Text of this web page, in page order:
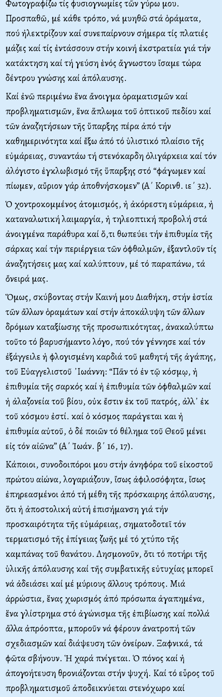
Φωτογραφίζω τίς φυσιογνωμίες τῶν γύρω μου.
Προσπαθῶ, μέ κάθε τρόπο, νά μυηθῶ στά ὁράματα,
πού ἠλεκτρίζουν καί συνεπαίρνουν σήμερα τίς πλατιές
μάζες καί τίς ἐντάσσουν στήν κοινή ἐκστρατεία γιά τήν
κατάκτηση καί τή γεύση ἑνός ἄγνωστου ἴσαμε τώρα
δέντρου γνώσης καί ἀπόλαυσης.
Καί ἐνῶ περιμένω ἕνα ἄνοιγμα ὁραματισμῶν καί
προβληματισμῶν, ἕνα ἅπλωμα τοῦ ὀπτικοῦ πεδίου καί
τῶν ἀναζητήσεων τῆς ὕπαρξης πέρα ἀπό τήν
καθημερινότητα καί ἔξω ἀπό τό ὑλιστικό πλαίσιο τῆς
εὐμάρειας, συναντάω τή στενόκαρδη ὀλιγάρκεια καί τόν
ἀλόγιστο ἐγκλωβισμό τῆς ὕπαρξης στό “φάγωμεν καί
πίωμεν, αὔριον γάρ ἀποθνήσκομεν” (Α΄ Κορινθ. ιε΄ 32).
Ὁ χοντροκομμένος ἀτομισμός, ἡ ἀκόρεστη εὐμάρεια, ἡ
καταναλωτική λαιμαργία, ἡ τηλεοπτική προβολή στά
ἀνοιγμένα παράθυρα καί ὅ,τι θωπεύει τήν ἐπιθυμία τῆς
σάρκας καί τήν περιέργεια τῶν ὀφθαλμῶν, ἐξαντλοῦν τίς
ἀναζητήσεις μας καί καλύπτουν, μέ τό παραπάνω, τά
ὄνειρά μας.
Ὅμως, σκύβοντας στήν Καινή μου Διαθήκη, στήν ἑστία
τῶν ἄλλων ὁραμάτων καί στήν ἀποκάλυψη τῶν ἄλλων
δρόμων καταξίωσης τῆς προσωπικότητας, ἀνακαλύπτω
τοῦτο τό βαρυσήμαντο λόγο, πού τόν γέννησε καί τόν
ἐξάγγειλε ἡ φλογισμένη καρδιά τοῦ μαθητή τῆς ἀγάπης,
τοῦ Εὐαγγελιστοῦ ᾿Ιωάννη: “Πᾶν τό ἐν τῷ κόσμῳ, ἡ
ἐπιθυμία τῆς σαρκός καί ἡ ἐπιθυμία τῶν ὀφθαλμῶν καί
ἡ ἀλαζονεία τοῦ βίου, οὐκ ἔστιν ἐκ τοῦ πατρός, ἀλλ᾿ ἐκ
τοῦ κόσμου ἐστί. καί ὁ κόσμος παράγεται και ἡ
ἐπιθυμία αὐτοῦ, ὁ δέ ποιῶν τό θέλημα τοῦ Θεοῦ μένει
εἰς τόν αἰῶνα” (Α΄ Ἰωάν. β΄ 16, 17).
Κάποιοι, συνοδοιπόροι μου στήν ἀνηφόρα τοῦ εἰκοστοῦ
πρώτου αἰώνα, λογαριάζουν, ἴσως ἀφιλοσόφητα, ἴσως
ἐπηρεασμένοι ἀπό τή μέθη τῆς πρόσκαιρης ἀπόλαυσης,
ὅτι ἡ ἀποστολική αὐτή ἐπισήμανση γιά τήν
προσκαιρότητα τῆς εὐμάρειας, σηματοδοτεῖ τόν
τερματισμό τῆς ἐπίγειας ζωῆς μέ τό χτύπο τῆς
καμπάνας τοῦ θανάτου. Λησμονοῦν, ὅτι τό ποτήρι τῆς
ὑλικῆς ἀπόλαυσης καί τῆς συμβατικῆς εὐτυχίας μπορεῖ
νά ἀδειάσει καί μέ μύριους ἄλλους τρόπους. Μιά
ἀρρώστια, ἕνας χωρισμός ἀπό πρόσωπα ἀγαπημένα,
ἕνα γλίστρημα στό ἀγώνισμα τῆς ἐπιβίωσης καί πολλά
ἄλλα ἀπρόοπτα, μποροῦν νά φέρουν ἀνατροπή τῶν
σχεδιασμῶν καί διάψευση τῶν ὀνείρων. Ξαφνικά, τά
φῶτα σβήνουν. Ἡ χαρά πνίγεται. Ὁ πόνος καί ἡ
ἀπογοήτευση θρονιάζονται στήν ψυχή. Καί τό εὖρος τοῦ
προβληματισμοῦ ἀποδεικνύεται στενόχωρο καί